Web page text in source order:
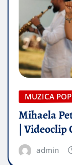
MUZICA
Mihaela
| Videoclip
admin